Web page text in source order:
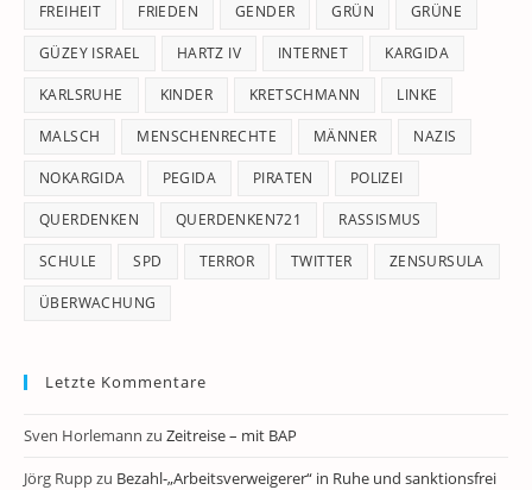
FREIHEIT FRIEDEN GENDER GRÜN GRÜNE
GÜZEY ISRAEL HARTZ IV INTERNET KARGIDA
KARLSRUHE KINDER KRETSCHMANN LINKE
MALSCH MENSCHENRECHTE MÄNNER NAZIS
NOKARGIDA PEGIDA PIRATEN POLIZEI
QUERDENKEN QUERDENKEN721 RASSISMUS
SCHULE SPD TERROR TWITTER ZENSURSULA
ÜBERWACHUNG
Letzte Kommentare
Sven Horlemann zu Zeitreise – mit BAP
Jörg Ruppzu Bezahl-„Arbeitsverweigerer“ in Ruhe und sanktionsfrei